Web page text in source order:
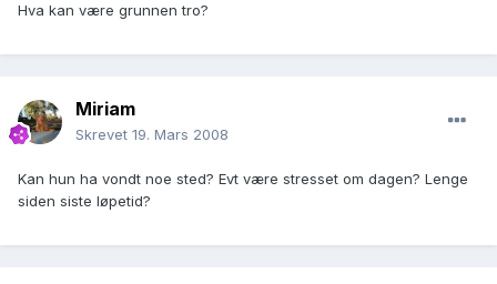
Hva kan være grunnen tro?
Miriam
Skrevet 19. Mars 2008
Kan hun ha vondt noe sted? Evt være stresset om dagen? Lenge
siden siste løpetid?